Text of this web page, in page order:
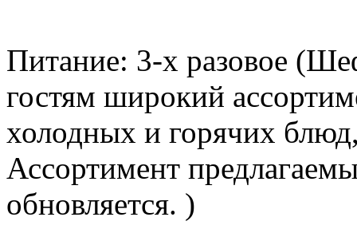
Питание: 3-х разовое
гостям широкий
холодных и горячих
Ассортимент
обновляется. )